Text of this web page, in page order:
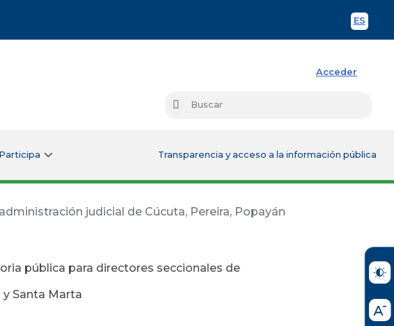
ES
Acceder
Buscar
Participa Transparencia y acceso a la información pública
judicial de Cúcuta, Pereira, Popayán
pública para directores seccionales de
Santa Marta